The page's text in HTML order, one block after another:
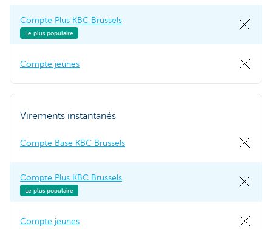
Compte Plus KBC Brussels
Le plus populaire
Compte jeunes
Virements instantanés
Compte Base KBC Brussels
Compte Plus KBC Brussels
Le plus populaire
Compte jeunes